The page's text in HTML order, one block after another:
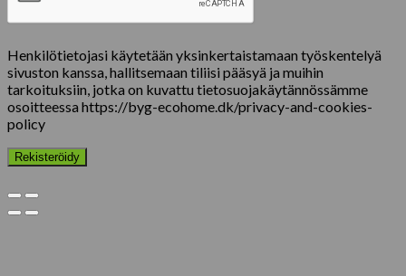
Henkilötietojasi käytetään yksinkertaistamaan työskentelyä
sivuston kanssa, hallitsemaan tiliisi pääsyä ja muihin
tarkoituksiin, jotka on kuvattu tietosuojakäytännössämme
osoitteessa https://byg-ecohome.dk/privacy-and-cookies-
policy
Rekisteröidy